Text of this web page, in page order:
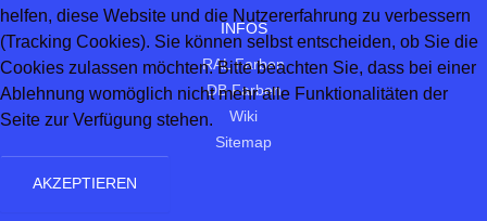
INFOS
RAL Farben
DB Farben
Wiki
Sitemap
helfen, diese Website und die Nutzererfahrung zu verbessern
(Tracking Cookies). Sie können selbst entscheiden, ob Sie die
Cookies zulassen möchten. Bitte beachten Sie, dass bei einer
Ablehnung womöglich nicht mehr alle Funktionalitäten der
Seite zur Verfügung stehen.
AKZEPTIEREN